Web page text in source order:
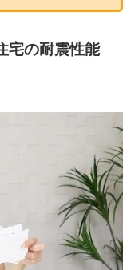
宅の耐震性能